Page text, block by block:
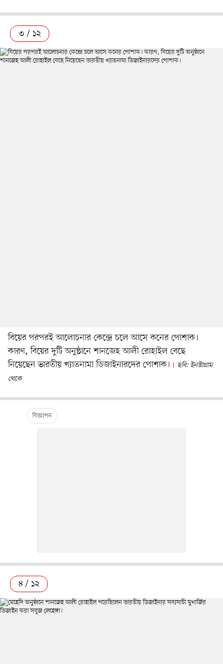
৩ / ১২
বিয়ের পরপরই আলোচনার কেন্দ্রে চলে আসে কনের পোশাক।
কারণ, বিয়ের দুটি অনুষ্ঠানে শানজেহ আলী রোহাইল বেছে
নিয়েছেন ভারতীয় খ্যাতনামা ডিজাইনারদের পোশাক।
ছবি: ইনস্টাগ্রাম
থেকে
৪ / ১২